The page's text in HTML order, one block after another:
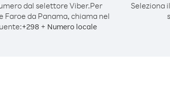
dal selettore Viber.Per
Faroe da Panama, chiama nel
+298 + Numero locale
Seleziona